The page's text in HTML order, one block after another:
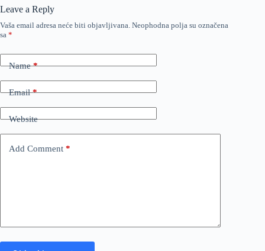
Leave a Reply
Vaša email adresa neće biti objavljivana. Neophodna polja su označena
sa *
Name*
Email*
Website
Add Comment *